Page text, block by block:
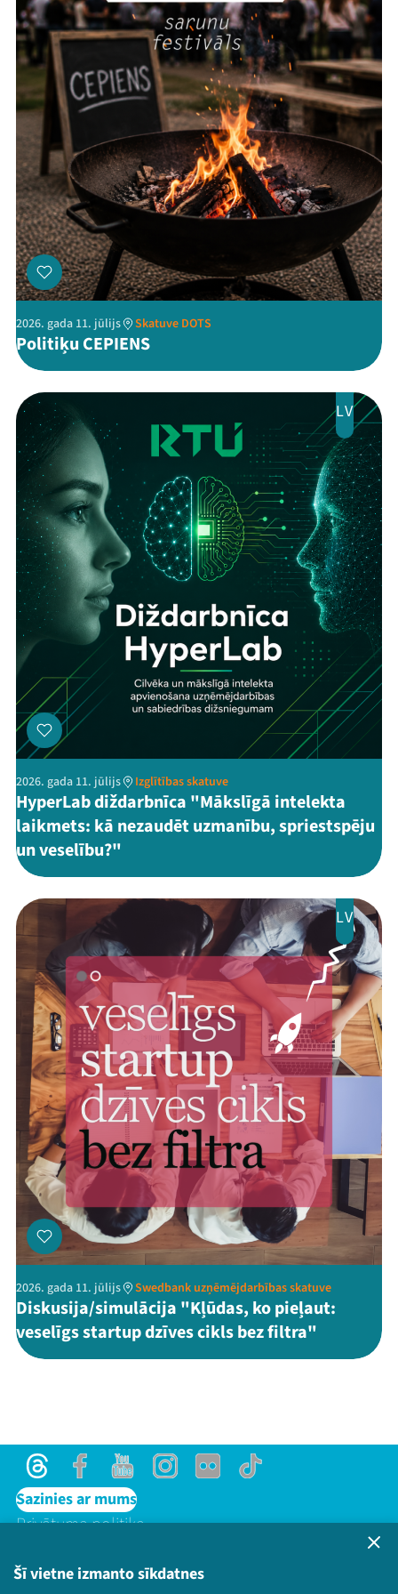
Šī vietne izmanto sīkdatnes
ThreadsFacebookYoutube
X Instagram
Flick TikTok
2026. gada 11. jūlijs Skatuve DOTS
Politiķu CEPIENS
LV
2026. gada 11. jūlijs Izglītības skatuve
HyperLab diždarbnīca "Mākslīgā intelekta
laikmets: kā nezaudēt uzmanību, spriestspēju
un veselību?"
LV
2026. gada 11. jūlijs Swedbank uzņēmējdarbības skatuve
Diskusija/simulācija "Kļūdas, ko pieļaut:
veselīgs startup dzīves cikls bez filtra"
ThreadsFacebookYoutubeInstagram
Flick TikTok
Sazinies ar mums
Privātuma politika
Bērnu aizsardzības politika